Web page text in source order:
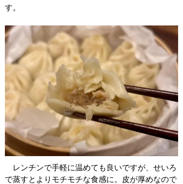
す。
レンチンで手軽に温めても良いですが、せいろ
で蒸すとよりモチモチな食感に。皮が厚めなので